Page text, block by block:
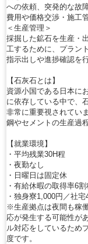
への依頼、突発的な故
費用や価格交渉・施工
＜生産管理＞
採掘した鉱石を生産・
工するために、プラン
指示出しや進捗確認を
【石灰石とは】
資源小国である日本に
に依存している中で、
非常に重要視されてい
鋼やセメントの生産過
【就業環境】
・平均残業30H程
・夜勤なし
・日曜日は固定休
・有給休暇の取得率6
・独身寮1,000円／社
※生産拠点は夜間も稼
応が発生する可能性が
ル対応をしているため
度です。